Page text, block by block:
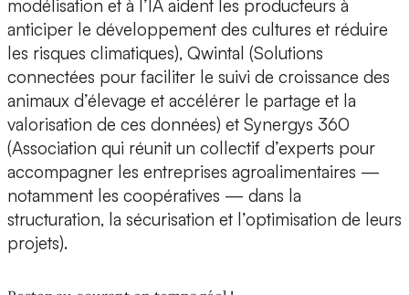
modélisation et à l’IA aident les producteurs à
anticiper le développement des cultures et réduire
les risques climatiques), Qwintal (Solutions
connectées pour faciliter le suivi de croissance des
animaux d’élevage et accélérer le partage et la
valorisation de ces données) et Synergys 360
(Association qui réunit un collectif d’experts pour
accompagner les entreprises agroalimentaires —
notamment les coopératives — dans la
structuration, la sécurisation et l’optimisation de leurs
projets).